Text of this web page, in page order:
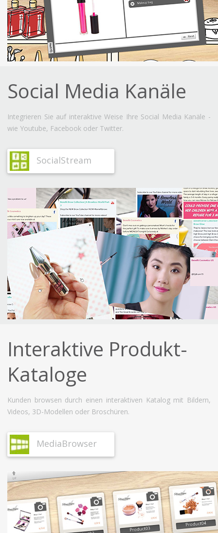
Social Media Kanäle
Integrieren Sie auf interaktive Weise Ihre Social Media Kanäle -
wie Youtube, Facebook oder Twitter.
SocialStream
Interaktive Produkt-
Kataloge
Kunden browsen durch einen interaktiven Katalog mit Bildern,
Videos, 3D-Modellen oder Broschüren.
MediaBrowser